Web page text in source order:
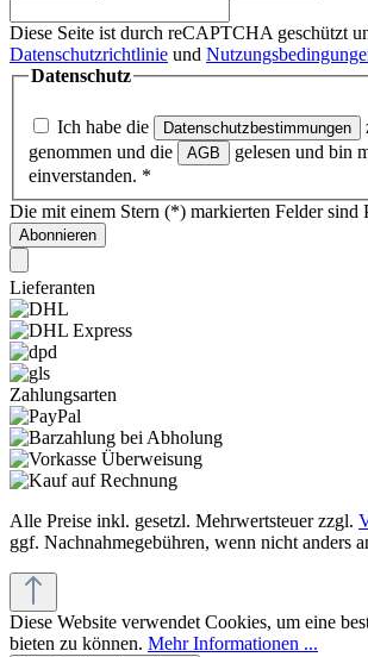
Diese Seite ist durch reCAPTCHA geschützt
Datenschutzrichtlinie und
Datenschutz
Ich habe die Datenschutzbestimmungen
genommen und die
AGB
gelesen und bin
einverstanden. *
Die mit einem Stern (*) markierten Felder sind
Abonnieren
Lieferanten
Zahlungsarten
Alle Preise inkl. gesetzl. Mehrwertsteuer zzgl.
ggf. Nachnahmegebühren, wenn nicht anders
Diese Website verwendet Cookies, um eine
bieten zu können. Mehr Informationen ...